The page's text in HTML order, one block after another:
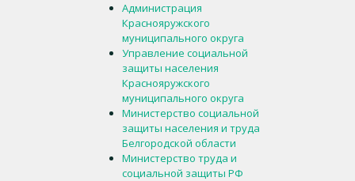
Администрация
Краснояружского
муниципального округа
Управление социальной
защиты населения
Краснояружского
муниципального округа
Министерство социальной
защиты населения и труда
Белгородской области
Министерство труда и
социальной защиты РФ